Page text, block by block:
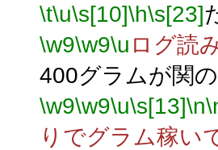
\t\u\s[10]\h\s[23]
\w9\w9\u ログ読
400グラムが関
\w9\w9\u\s[13]\n
りでグラム稼い